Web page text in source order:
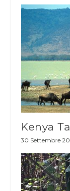
Kenya
30 Settembre